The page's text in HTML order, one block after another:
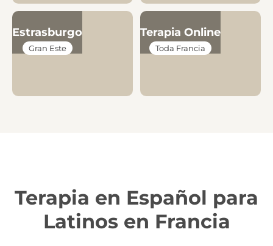
Estrasburgo
Gran Este
Terapia Online
Toda Francia
Terapia en Español para
Latinos en Francia